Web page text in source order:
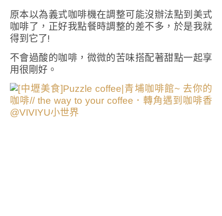
原本以為義式咖啡機在調整可能沒辦法點到美式
咖啡了，正好我點餐時調整的差不多，於是我就
得到它了!
不會過酸的咖啡，微微的苦味搭配著甜點一起享
用很剛好。